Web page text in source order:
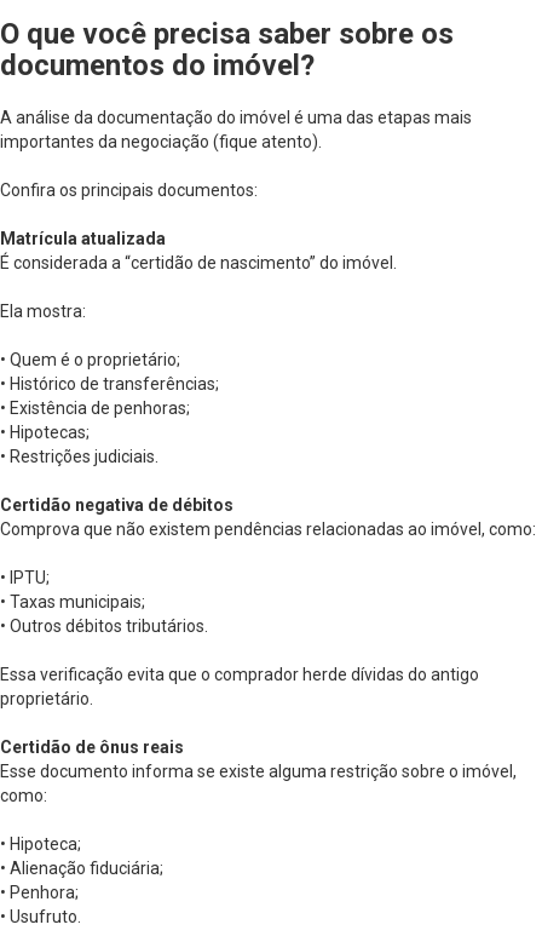
O que você precisa saber sobre os
documentos do imóvel?
A análise da documentação do imóvel é uma das etapas mais
importantes da negociação (fique atento).
Confira os principais documentos:
Matrícula atualizada
É considerada a “certidão de nascimento” do imóvel.
Ela mostra:
• Quem é o proprietário;
• Histórico de transferências;
• Existência de penhoras;
• Hipotecas;
• Restrições judiciais.
Certidão negativa de débitos
Comprova que não existem pendências relacionadas ao imóvel, como:
• IPTU;
• Taxas municipais;
• Outros débitos tributários.
Essa verificação evita que o comprador herde dívidas do antigo
proprietário.
Certidão de ônus reais
Esse documento informa se existe alguma restrição sobre o imóvel,
como:
• Hipoteca;
• Alienação fiduciária;
• Penhora;
• Usufruto.